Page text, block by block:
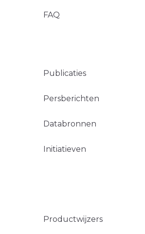
FAQ
Publicaties
Persberichten
Databronnen
Initiatieven
Productwijzers